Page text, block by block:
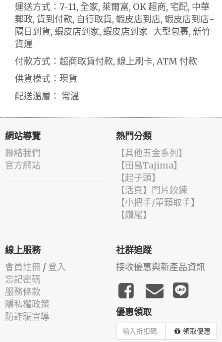
運送方式：7-11, 全家, 萊爾富, OK 超商, 宅配, 中華
郵政, 貨到付款, 自行取貨, 蝦皮店到店, 蝦皮店到店-
隔日到貨, 蝦皮店到家, 蝦皮店到家-大型包裹, 新竹
貨運
付款方式：超商取貨付款, 線上刷卡, ATM 付款
供貨模式：現貨
配送溫層： 常溫
網站導覽
聯絡我們
官方網站
熱門分類
【其他五金系列】
【田島Tajima】
【起子頭】
【活頁】門片鉸鍊
【小把手/單顆取手】
【鑽尾】
線上服務
會員註冊 / 登入
忘記密碼
服務條款
隱私權政策
防詐騙宣導
社群追蹤
接收優惠與新產品資訊
優惠領取
領取優惠